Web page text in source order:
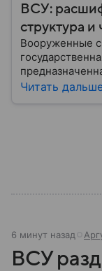
ВСУ:
структура
Вооруженные
военным
Читать
6 минут назад
ВСУ